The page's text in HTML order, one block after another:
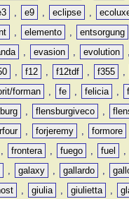
, e9 , eclipse ,
, elemento , entsorgung
, evasion , evolution ,
, f12 , f12tdf , f355 ,
forman , fe , felicia ,
, flensburgiveco ,
, forjeremy , formore
, frontera , fuego , fuel ,
, galaxy , gallardo ,
, giulia , giulietta ,